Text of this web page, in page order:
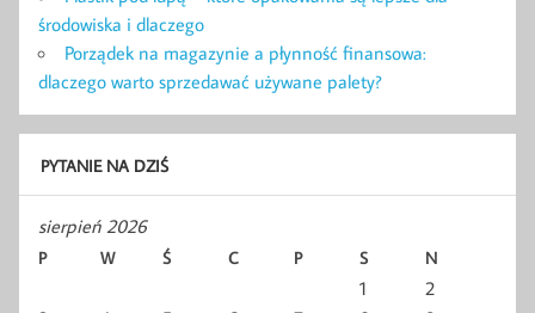
środowiska i dlaczego
Porządek na magazynie a płynność finansowa:
dlaczego warto sprzedawać używane palety?
PYTANIE NA DZIŚ
sierpień 2026
P W Ś C P S N
1
2